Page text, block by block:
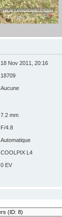
18 Nov 2011, 20:16
18709
Aucune
7.2 mm
F/4.8
Automatique
COOLPIX L4
0 EV